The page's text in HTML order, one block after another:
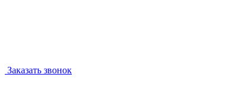
Заказать звонок